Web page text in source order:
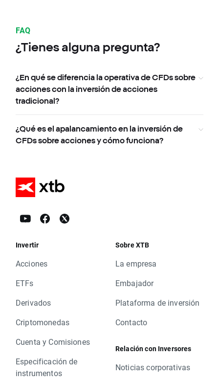
FAQ
¿Tienes alguna pregunta?
¿En qué se diferencia la operativa de CFDs sobre
acciones con la inversión de acciones
tradicional?
¿Qué es el apalancamiento en la inversión de
CFDs sobre acciones y cómo funciona?
Invertir
Acciones
ETFs
Derivados
Criptomonedas
Cuenta y Comisiones
Especificación de
instrumentos
Sobre XTB
La empresa
Embajador
Plataforma de inversión
Contacto
Relación con Inversores
Noticias corporativas